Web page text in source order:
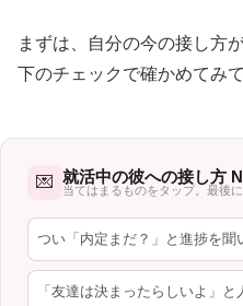
まずは、自分の今の接し方
下のチェックで確かめてみ
💌 就活中の彼への接し方
当てはまるものをタップ。最後
つい「内定まだ？」と進捗を聞
「友達は決まったらしいよ」と